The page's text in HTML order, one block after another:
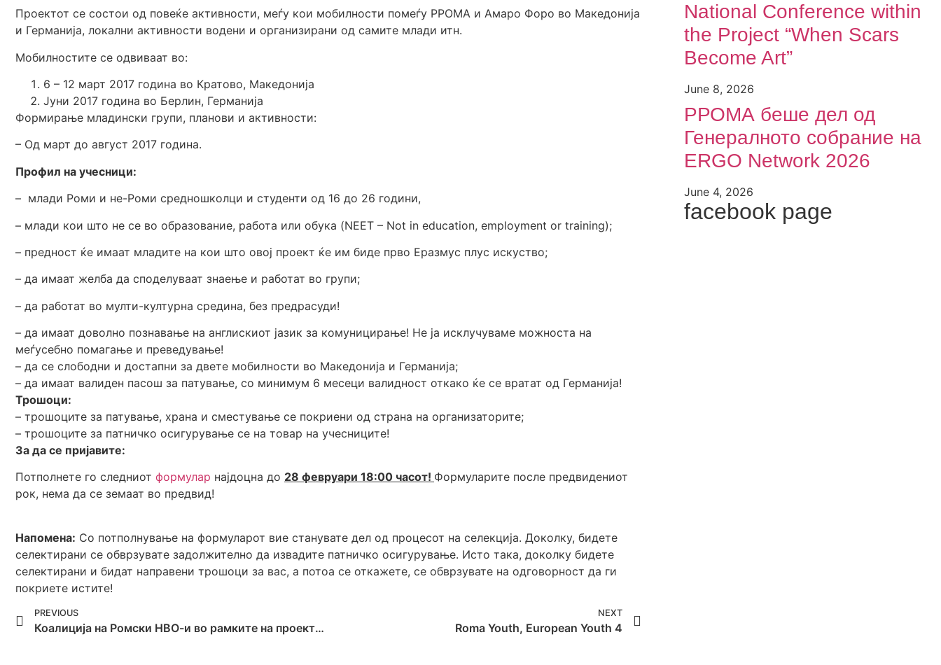
Проектот се состои од повеќе активности, меѓу кои мобилности помеѓу РРОМА и Амаро Форо во Македонија
и Германија, локални активности водени и организирани од самите млади итн.
Мобилностите се одвиваат во:
6 – 12 март 2017 година во Кратово, Македонија
Јуни 2017 година во Берлин, Германија
Формирање младински групи, планови и активности:
– Од март до август 2017 година.
Профил на учесници:
– млади Роми и не-Роми средношколци и студенти од 16 до 26 години,
– млади кои што не се во образование, работа или обука (NEET – Not in education, employment or training);
– предност ќе имаат младите на кои што овој проект ќе им биде прво Еразмус плус искуство;
– да имаат желба да споделуваат знаење и работат во групи;
– да работат во мулти-културна средина, без предрасуди!
– да имаат доволно познавање на англискиот јазик за комуницирање! Не ја исклучуваме можноста на
меѓусебно помагање и преведување!
– да се слободни и достапни за двете мобилности во Македонија и Германија;
– да имаат валиден пасош за патување, со минимум 6 месеци валидност откако ќе се вратат од Германија!
Трошоци:
– трошоците за патување, храна и сместување се покриени од страна на организаторите;
– трошоците за патничко осигурување се на товар на учесниците!
За да се пријавите:
Потполнете го следниот формулар најдоцна до 28 февруари 18:00 часот! Формуларите после предвидениот
рок, нема да се земаат во предвид!
Напомена: Со потполнување на формуларот вие станувате дел од процесот на селекција. Доколку, бидете
селектирани се обврзувате задолжително да извадите патничко осигурување. Исто така, доколку бидете
селектирани и бидат направени трошоци за вас, а потоа се откажете, се обврзувате на одговорност да ги
покриете истите!
PREVIOUS
Коалиција на Ромски НВО-и во рамките на проектот„Заедничка иницијатива за зајакнување на Ромското граѓанско општество на западен Балкан и Турција“
NEXT
Roma Youth, European Youth 4
National Conference within
the Project “When Scars
Become Art”
June 8, 2026
РРОМА беше дел од
Генералното собрание на
ERGO Network 2026
June 4, 2026
facebook page